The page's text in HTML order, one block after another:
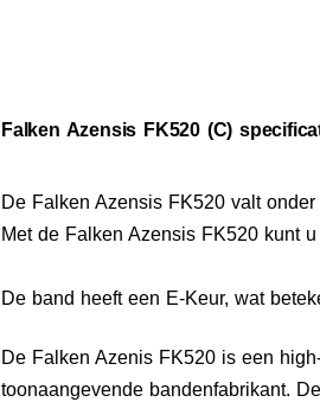
Falken Azensis FK520 (C)
De Falken Azensis FK520 valt
Met de Falken Azensis FK520 kunt
De band heeft een E-Keur, wat
De Falken Azenis FK520 is een
toonaangevende bandenfabrikant.